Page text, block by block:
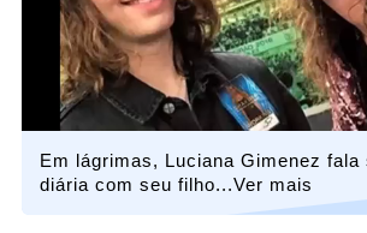
Em lágrimas, Luciana Gimenez fala
diária com seu filho...Ver mais